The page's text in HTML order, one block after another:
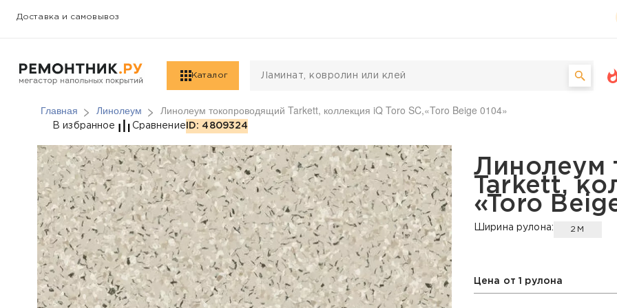
Доставка и самовывоз
Каталог
Главная Линолеум Линолеум токопроводящий Tarkett, коллекция iQ Toro SC,«Toro Beige 0104»
Линолеум токопроводящий Tarkett,
В избранное Сравнение ID: 4809324
Линолеум
Tarkett,
«Toro
Ширина рулона: 2М
Цена от 1 рулона